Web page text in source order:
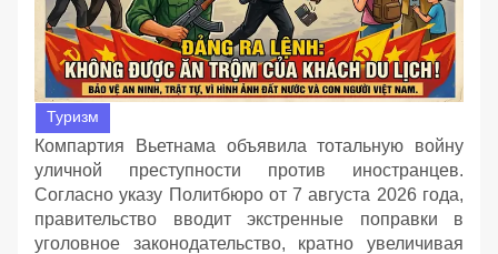
Туризм
Компартия Вьетнама объявила тотальную войну
уличной преступности против иностранцев.
Согласно указу Политбюро от 7 августа 2026 года,
правительство вводит экстренные поправки в
уголовное законодательство, кратно увеличивая